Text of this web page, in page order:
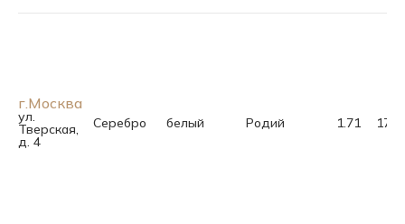
г.Москва
ул.
Тверская,
д. 4
Серебро белый Родий 1.71 17.0